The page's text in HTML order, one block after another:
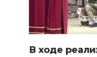
В ходе